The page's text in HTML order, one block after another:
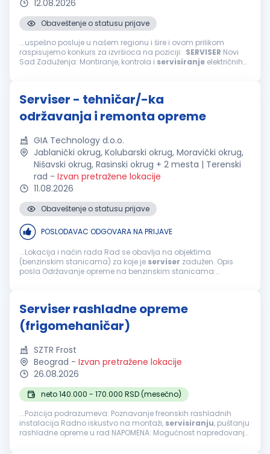
12.08.2026
Obaveštenje o statusu prijave
...uspešno posluje u našem regionu i šire i ovom prilikom
raspisujemo konkurs za izvršioca na poziciji: SERVISER Novi
Sad Zaduženja: Montiranje, kontrola i servisiranje električnih
Serviser - tehničar/-ka
održavanja i remonta opreme
GIA Technology d.o.o.
Jablanički okrug, Kolubarski okrug, Moravički okrug,
Nišavski okrug, Rasinski okrug + 2 mesta | Terenski
rad - Izvan pretražene lokacije
11.08.2026
Obaveštenje o statusu prijave
POSLODAVAC ODGOVARA NA PRIJAVE
...Lokacija i način rada Rad se obavlja na objektima
(benzinskim stanicama) za koje je serviser zadužen. Opis
posla Održavanje opreme na benzinskim stanicama:
Serviser rashladne opreme
(frigomehaničar)
SZTR Frost
Beograd - Izvan pretražene lokacije
26.08.2026
neto 140.000 - 170.000 RSD (mesečno)
...Pozicija podrazumeva: Poznavanje freonskih rashladnih
instalacija Radno iskustvo na montaži, servisiranju, puštanju
rashladne opreme u rad NAPOMENA: Mogućnost napredovanja